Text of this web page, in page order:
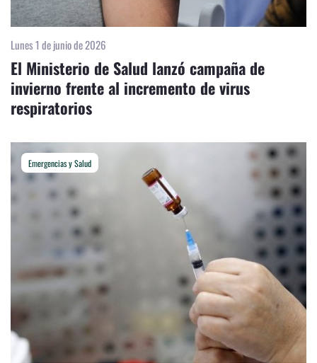
Lunes 1 de junio de 2026
El Ministerio de Salud lanzó campaña de
invierno frente al incremento de virus
respiratorios
Emergencias y Salud